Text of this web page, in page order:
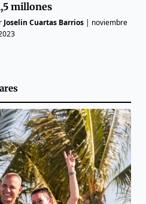
millones
Joselin Cuartas Barrios | noviembre